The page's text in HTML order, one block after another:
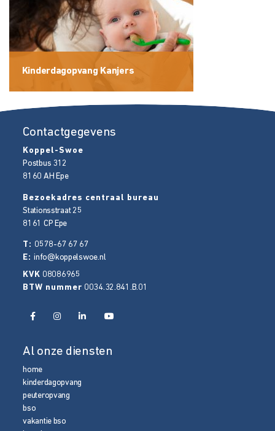
Kinderdagopvang Kanjers
Contactgegevens
Koppel-Swoe
Postbus 312
8160 AH Epe
Bezoekadres centraal bureau
Stationsstraat 25
8161 CP Epe
T: 0578-67 67 67
E:info@koppelswoe.nl
KVK 08086965
BTW nummer 0034.32.841.B.01
Al onze diensten
home
kinderdagopvang
peuteropvang
bso
vakantie bso